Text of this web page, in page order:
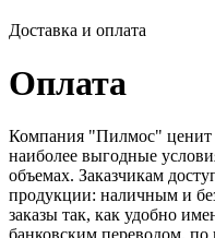
Доставка и оплата
Оплата
Компания "Пилмос" ценит
наиболее выгодные
объемах. Заказчикам
продукции: наличным и
заказы так, как удобно